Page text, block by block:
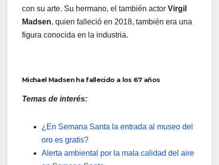
con su arte. Su hermano, el también actor Virgil
Madsen, quien falleció en 2018, también era una
figura conocida en la industria.
Michael Madsen ha fallecido a los 67 años
Temas de interés:
¿En Semana Santa la entrada al museo del
oro es gratis?
Alerta ambiental por la mala calidad del aire